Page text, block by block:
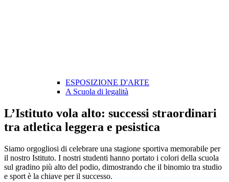
ESPOSIZIONE D'ARTE
A Scuola di legalità
L’Istituto vola alto: successi straordinari
tra atletica leggera e pesistica
Siamo orgogliosi di celebrare una stagione sportiva memorabile per
il nostro Istituto. I nostri studenti hanno portato i colori della scuola
sul gradino più alto del podio, dimostrando che il binomio tra studio
e sport è la chiave per il successo.